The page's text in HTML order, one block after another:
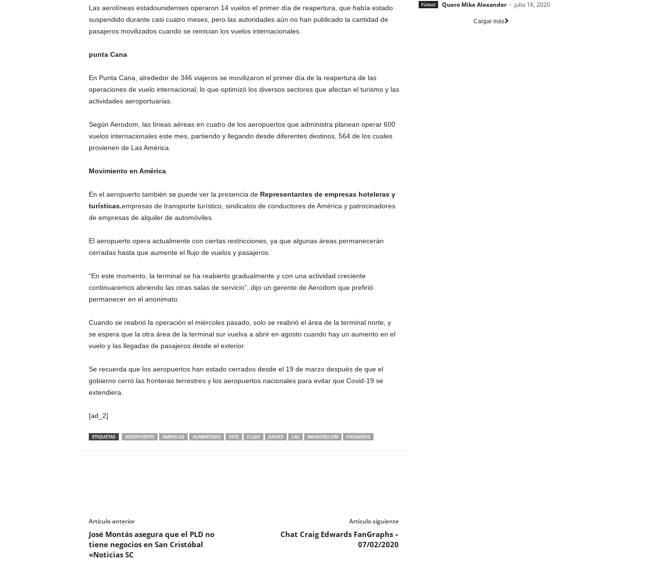
Las aerolíneas estadounidenses operaron 14 vuelos el primer día de reapertura, que había estado
suspendido durante casi cuatro meses, pero las autoridades aún no han publicado la cantidad de
pasajeros movilizados cuando se reinician los vuelos internacionales.
punta Cana
En Punta Cana, alrededor de 346 viajeros se movilizaron el primer día de la reapertura de las
operaciones de vuelo internacional, lo que optimizó los diversos sectores que afectan el turismo y las
actividades aeroportuarias.
Según Aerodom, las líneas aéreas en cuatro de los aeropuertos que administra planean operar 600
vuelos internacionales este mes, partiendo y llegando desde diferentes destinos, 564 de los cuales
provienen de Las América.
Movimiento en América
En el aeropuerto también se puede ver la presencia de Representantes de empresas hoteleras y
turísticas.empresas de transporte turístico, sindicatos de conductores de América y patrocinadores
de empresas de alquiler de automóviles.
El aeropuerto opera actualmente con ciertas restricciones, ya que algunas áreas permanecerán
cerradas hasta que aumente el flujo de vuelos y pasajeros.
“En este momento, la terminal se ha reabierto gradualmente y con una actividad creciente
continuaremos abriendo las otras salas de servicio”, dijo un gerente de Aerodom que prefirió
permanecer en el anonimato.
Cuando se reabrió la operación el miércoles pasado, solo se reabrió el área de la terminal norte, y
se espera que la otra área de la terminal sur vuelva a abrir en agosto cuando hay un aumento en el
vuelo y las llegadas de pasajeros desde el exterior.
Se recuerda que los aeropuertos han estado cerrados desde el 19 de marzo después de que el
gobierno cerró las fronteras terrestres y los aeropuertos nacionales para evitar que Covid-19 se
extendiera.
[ad_2]
ETIQUETAS AEROPUERTO AMERICAS AUMENTADO ESTE FLUJO JUEVES LAS MASACRECOM PASAJEROS
Artículo anterior
José Montás asegura que el PLD no
tiene negocios en San Cristóbal
«Noticias SC
Artículo siguiente
Chat Craig Edwards FanGraphs –
07/02/2020
Fútbol Quero Mike Alexander - julio 16, 2020
Cargar más